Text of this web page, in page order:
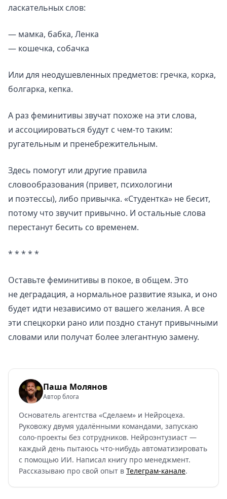
ласкательных слов:
— мамка, бабка, Ленка
— кошечка, собачка
Или для неодушевленных предметов: гречка, корка,
болгарка, кепка.
А раз феминитивы звучат похоже на эти слова,
и ассоциироваться будут с чем-то таким:
ругательным и пренебрежительным.
Здесь помогут или другие правила
словообразования (привет, психологини
и поэтессы), либо привычка. «Студентка» не бесит,
потому что звучит привычно. И остальные слова
перестанут бесить со временем.
* * * * *
Оставьте феминитивы в покое, в общем. Это
не деградация, а нормальное развитие языка, и оно
будет идти независимо от вашего желания. А все
эти спецкорки рано или поздно станут привычными
словами или получат более элегантную замену.
Паша Молянов
Автор блога
Основатель агентства «Сделаем» и Нейроцеха.
Руковожу двумя удалёнными командами, запускаю
соло-проекты без сотрудников. Нейроэнтузиаст —
каждый день пытаюсь что-нибудь автоматизировать
с помощью ИИ. Написал книгу про менеджмент.
Рассказываю про свой опыт в Телеграм-канале.